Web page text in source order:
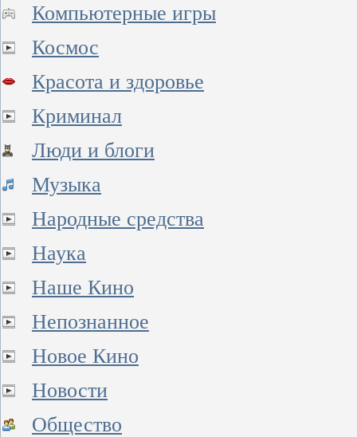
Компьютерные игры
Космос
Красота и здоровье
Криминал
Люди и блоги
Музыка
Народные средства
Наука
Наше Кино
Непознанное
Новое Кино
Новости
Общество